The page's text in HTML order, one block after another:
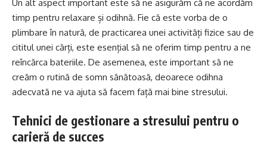
Un alt aspect important este să ne asigurăm că ne acordăm
timp pentru relaxare și odihnă. Fie că este vorba de o
plimbare în natură, de practicarea unei activități fizice sau de
cititul unei cărți, este esențial să ne oferim timp pentru a ne
reîncărca bateriile. De asemenea, este important să ne
creăm o rutină de somn sănătoasă, deoarece odihna
adecvată ne va ajuta să facem față mai bine stresului.
Tehnici de gestionare a stresului pentru o
carieră de succes